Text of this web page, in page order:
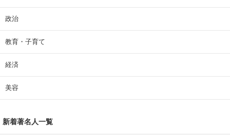
政治
教育・子育て
経済
美容
新着著名人一覧